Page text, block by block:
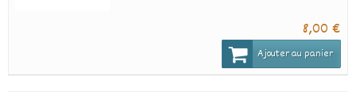
8,00 €
Ajouter au panier